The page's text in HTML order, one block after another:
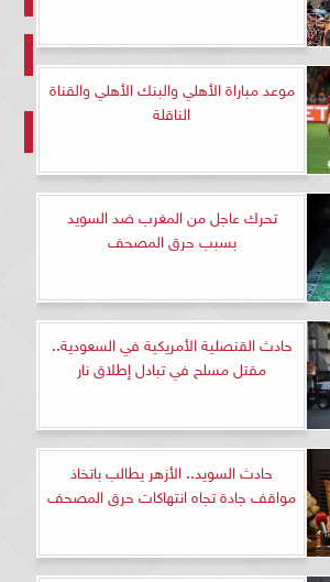
موعد مباراة الأهلي والبنك الأهلي والقناة
الناقلة
تحرك عاجل من المغرب ضد السويد
بسبب حرق المصحف
حادث القنصلية الأمريكية في السعودية..
مقتل مسلح في تبادل إطلاق نار
حادث السويد.. الأزهر يطالب باتخاذ
مواقف جادة تجاه انتهاكات حرق المصحف